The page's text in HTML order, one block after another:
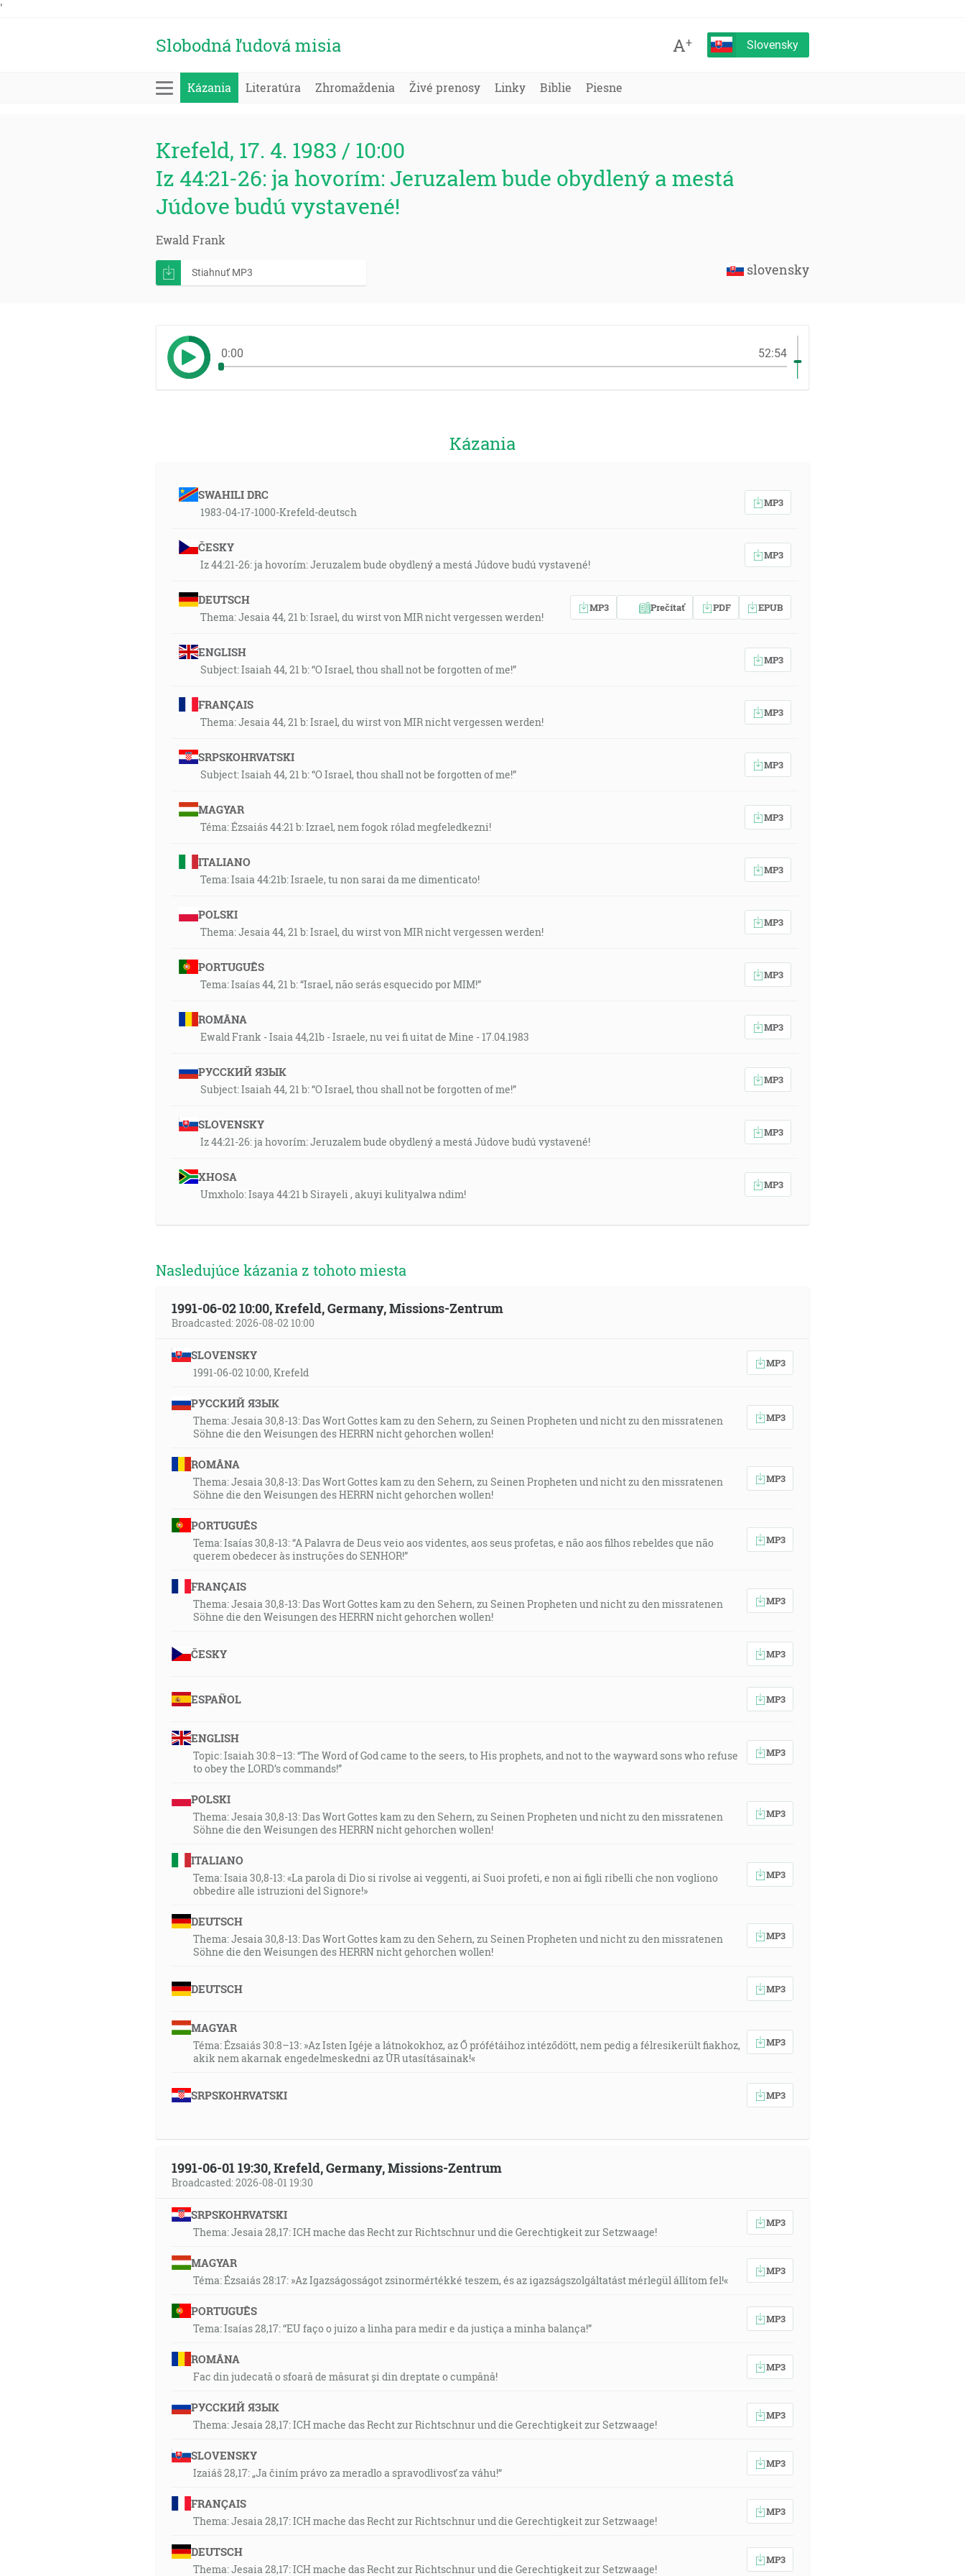
'
Slobodná ľudová misia A+ Slovensky
Kázania Literatúra Zhromaždenia Živé prenosy Linky Biblie Piesne
Krefeld, 17. 4. 1983 / 10:00
Iz 44:21-26: ja hovorím: Jeruzalem bude obydlený a mestá
Júdove budú vystavené!
Ewald Frank
slovensky
Stiahnuť MP3
0:00 52:54
Kázania
SWAHILI DRC
1983-04-17-1000-Krefeld-deutsch
MP3
ČESKY
Iz 44:21-26: ja hovorím: Jeruzalem bude obydlený a mestá Júdove budú vystavené!
MP3
DEUTSCH
Thema: Jesaia 44, 21 b: Israel, du wirst von MIR nicht vergessen werden!
MP3 Prečítať PDF EPUB
ENGLISH
Subject: Isaiah 44, 21 b: “O Israel, thou shall not be forgotten of me!”
MP3
FRANÇAIS
Thema: Jesaia 44, 21 b: Israel, du wirst von MIR nicht vergessen werden!
MP3
SRPSKOHRVATSKI
Subject: Isaiah 44, 21 b: “O Israel, thou shall not be forgotten of me!”
MP3
MAGYAR
Téma: Ézsaiás 44:21 b: Izrael, nem fogok rólad megfeledkezni!
MP3
ITALIANO
Tema: Isaia 44:21b: Israele, tu non sarai da me dimenticato!
MP3
POLSKI
Thema: Jesaia 44, 21 b: Israel, du wirst von MIR nicht vergessen werden!
MP3
PORTUGUÊS
Tema: Isaías 44, 21 b: “Israel, não serás esquecido por MIM!”
MP3
ROMÂNA
Ewald Frank - Isaia 44,21b - Israele, nu vei fi uitat de Mine - 17.04.1983
MP3
РУССКИЙ ЯЗЫК
Subject: Isaiah 44, 21 b: “O Israel, thou shall not be forgotten of me!”
MP3
SLOVENSKY
Iz 44:21-26: ja hovorím: Jeruzalem bude obydlený a mestá Júdove budú vystavené!
MP3
XHOSA
Umxholo: Isaya 44:21 b Sirayeli , akuyi kulityalwa ndim!
MP3
Nasledujúce kázania z tohoto miesta
1991-06-02 10:00, Krefeld, Germany, Missions-Zentrum
Broadcasted: 2026-08-02 10:00
SLOVENSKY
1991-06-02 10:00, Krefeld
MP3
РУССКИЙ ЯЗЫК
Thema: Jesaia 30,8-13: Das Wort Gottes kam zu den Sehern, zu Seinen Propheten und nicht zu den missratenen
Söhne die den Weisungen des HERRN nicht gehorchen wollen!
MP3
ROMÂNA
Thema: Jesaia 30,8-13: Das Wort Gottes kam zu den Sehern, zu Seinen Propheten und nicht zu den missratenen
Söhne die den Weisungen des HERRN nicht gehorchen wollen!
MP3
PORTUGUÊS
Tema: Isaías 30,8-13: “A Palavra de Deus veio aos videntes, aos seus profetas, e não aos filhos rebeldes que não
querem obedecer às instruções do SENHOR!”
MP3
FRANÇAIS
Thema: Jesaia 30,8-13: Das Wort Gottes kam zu den Sehern, zu Seinen Propheten und nicht zu den missratenen
Söhne die den Weisungen des HERRN nicht gehorchen wollen!
MP3
ČESKY MP3
ESPAÑOL MP3
ENGLISH
Topic: Isaiah 30:8–13: “The Word of God came to the seers, to His prophets, and not to the wayward sons who refuse
to obey the LORD’s commands!”
MP3
POLSKI
Thema: Jesaia 30,8-13: Das Wort Gottes kam zu den Sehern, zu Seinen Propheten und nicht zu den missratenen
Söhne die den Weisungen des HERRN nicht gehorchen wollen!
MP3
ITALIANO
Tema: Isaia 30,8-13: «La parola di Dio si rivolse ai veggenti, ai Suoi profeti, e non ai figli ribelli che non vogliono
obbedire alle istruzioni del Signore!»
MP3
DEUTSCH
Thema: Jesaia 30,8-13: Das Wort Gottes kam zu den Sehern, zu Seinen Propheten und nicht zu den missratenen
Söhne die den Weisungen des HERRN nicht gehorchen wollen!
MP3
DEUTSCH MP3
MAGYAR
Téma: Ézsaiás 30:8–13: »Az Isten Igéje a látnokokhoz, az Ő prófétáihoz intéződött, nem pedig a félresikerült fiakhoz,
akik nem akarnak engedelmeskedni az ÚR utasításainak!«
MP3
SRPSKOHRVATSKI MP3
1991-06-01 19:30, Krefeld, Germany, Missions-Zentrum
Broadcasted: 2026-08-01 19:30
SRPSKOHRVATSKI
Thema: Jesaia 28,17: ICH mache das Recht zur Richtschnur und die Gerechtigkeit zur Setzwaage!
MP3
MAGYAR
Téma: Ézsaiás 28:17: »Az Igazságosságot zsinormértékké teszem, és az igazságszolgáltatást mérlegül állítom fel!«
MP3
PORTUGUÊS
Tema: Isaías 28,17: “EU faço o juizo a linha para medir e da justiça a minha balança!”
MP3
ROMÂNA
Fac din judecată o sfoară de măsurat și din dreptate o cumpănă!
MP3
РУССКИЙ ЯЗЫК
Thema: Jesaia 28,17: ICH mache das Recht zur Richtschnur und die Gerechtigkeit zur Setzwaage!
MP3
SLOVENSKY
Izaiáš 28,17: „Ja činím právo za meradlo a spravodlivosť za váhu!“
MP3
FRANÇAIS
Thema: Jesaia 28,17: ICH mache das Recht zur Richtschnur und die Gerechtigkeit zur Setzwaage!
MP3
DEUTSCH
Thema: Jesaia 28,17: ICH mache das Recht zur Richtschnur und die Gerechtigkeit zur Setzwaage!
MP3